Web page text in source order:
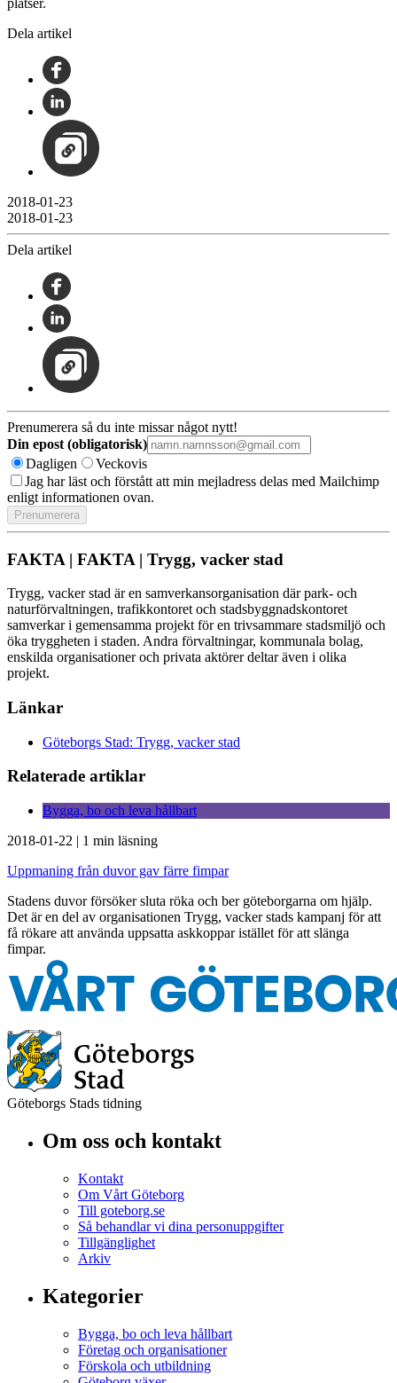
Dela artikel
2018-01-23
2018-01-23
Dela artikel
Prenumerera så du inte missar något nytt!
Din epost (obligatorisk)
Dagligen
Veckovis
Jag har läst och förstått att min mejladress delas med Mailchimp
enligt informationen ovan.
FAKTA | FAKTA | Trygg, vacker stad
Trygg, vacker stad är en samverkansorganisation där park- och
naturförvaltningen, trafikkontoret och stadsbyggnadskontoret
samverkar i gemensamma projekt för en trivsammare stadsmiljö och
öka tryggheten i staden. Andra förvaltningar, kommunala bolag,
enskilda organisationer och privata aktörer deltar även i olika
projekt.
Länkar
Göteborgs Stad: Trygg, vacker stad
Relaterade artiklar
Bygga, bo och leva hållbart
2018-01-22 | 1 min läsning
Uppmaning från duvor gav färre fimpar
Stadens duvor försöker sluta röka och ber göteborgarna om hjälp.
Det är en del av organisationen Trygg, vacker stads kampanj för att
få rökare att använda uppsatta askkoppar istället för att slänga
fimpar.
Göteborgs Stads tidning
Om oss och kontakt
Kontakt
Om Vårt Göteborg
Till goteborg.se
Så behandlar vi dina personuppgifter
Tillgänglighet
Arkiv
Kategorier
Bygga, bo och leva hållbart
Företag och organisationer
Förskola och utbildning